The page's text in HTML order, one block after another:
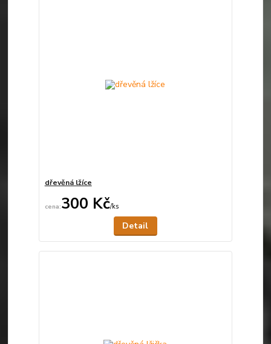
dřevěná lžíce
300 Kč/ks
Detail